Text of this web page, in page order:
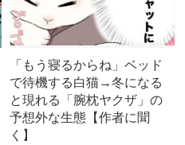
「もう寝るからね」ベッド
で待機する白猫→冬になる
と現れる「腕枕ヤクザ」の
予想外な生態【作者に聞
く】